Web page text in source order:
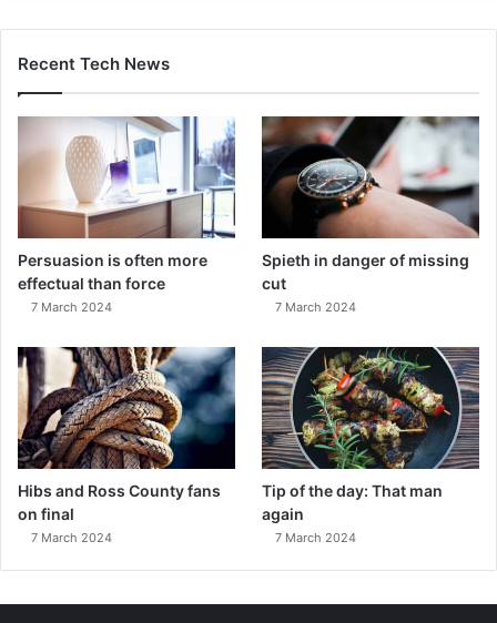
Recent Tech News
Persuasion is often more
effectual than force
7 March 2024
Spieth in danger of missing
cut
7 March 2024
Hibs and Ross County fans
on final
7 March 2024
Tip of the day: That man
again
7 March 2024